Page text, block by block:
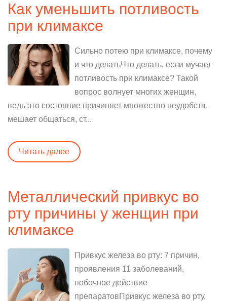
Как уменьшить потливость
при климаксе
Сильно потею при климаксе, почему
и что делатьЧто делать, если мучает
потливость при климаксе? Такой
вопрос волнует многих женщин,
ведь это состояние причиняет множество неудобств,
мешает общаться, ст...
Читать далее
Металлический привкус во
рту причины у женщин при
климаксе
Привкус железа во рту: 7 причин,
проявления 11 заболеваний,
побочное действие
препаратовПривкус железа во рту,